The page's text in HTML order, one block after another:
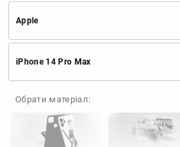
Apple
Apple
Huawei
TECNO
Google
Doogee
Infinix
Motorola
iPhone 14 Pro Max
Обрати матеріал: